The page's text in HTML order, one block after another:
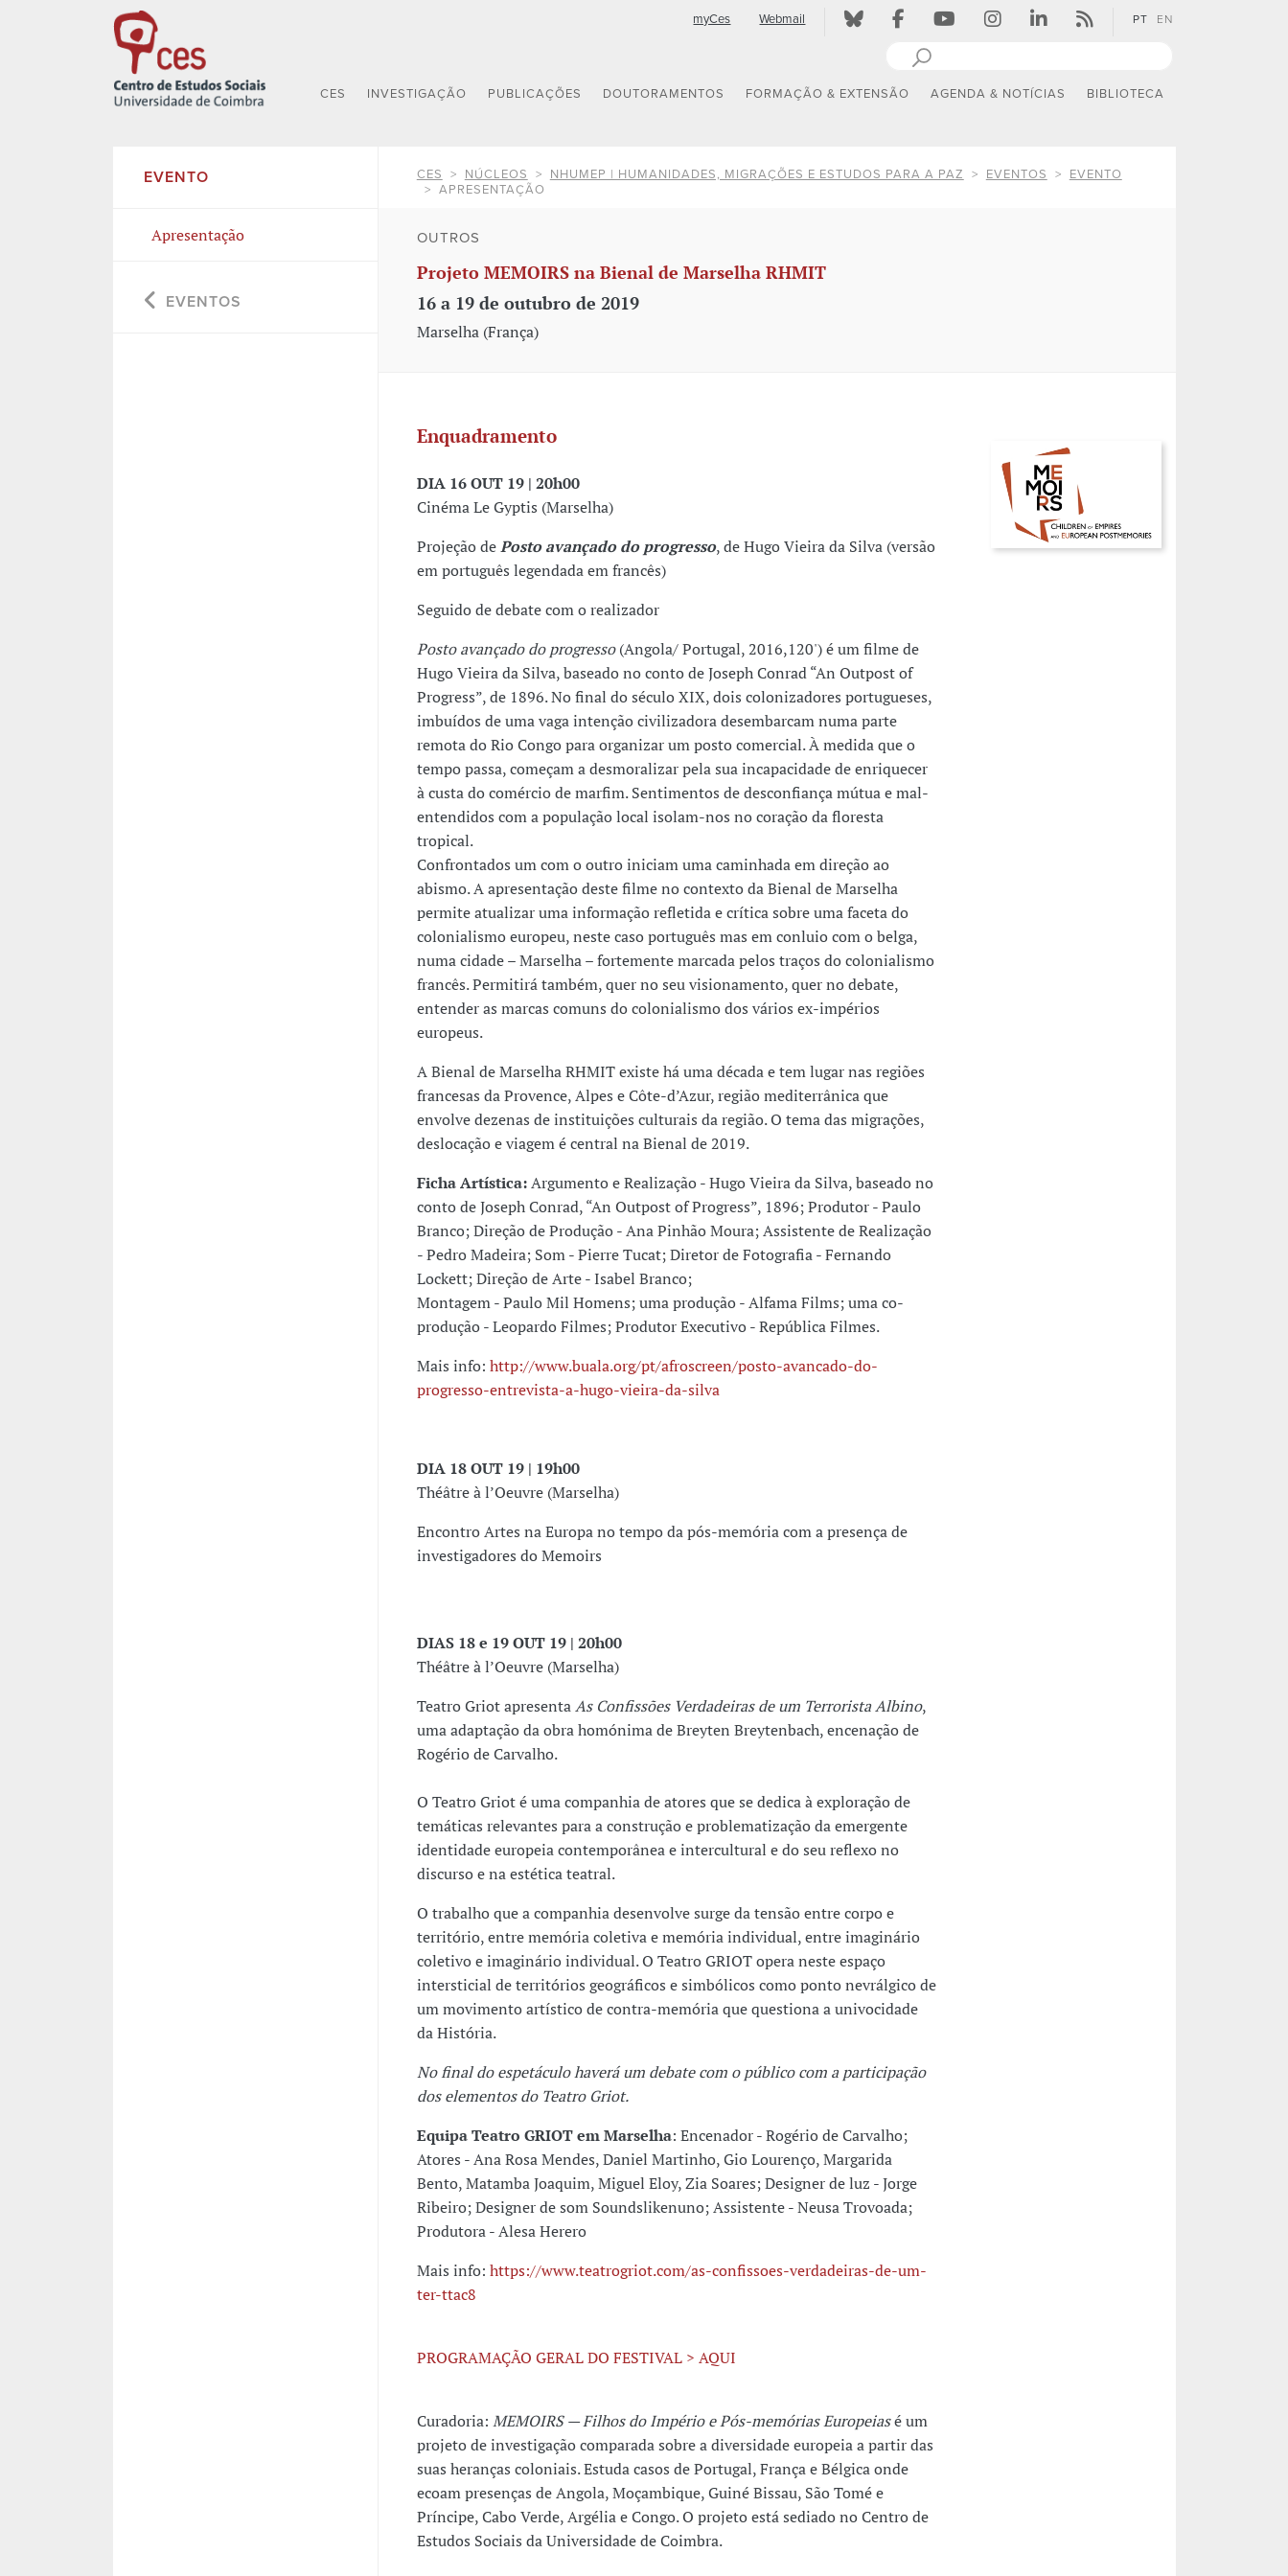
myCes Webmail PT EN
CES INVESTIGAÇÃO PUBLICAÇÕES DOUTORAMENTOS FORMAÇÃO & EXTENSÃO AGENDA & NOTÍCIAS BIBLIOTECA
EVENTO
Apresentação
EVENTOS
CES NÚCLEOS NHUMEP | HUMANIDADES, MIGRAÇÕES E ESTUDOS PARA A PAZ EVENTOS
EVENTO
APRESENTAÇÃO
OUTROS
Projeto MEMOIRS na Bienal de Marselha RHMIT
16 a 19 de outubro de 2019
Marselha (França)
Enquadramento
DIA 16 OUT 19 | 20h00
Cinéma Le Gyptis (Marselha)
Projeção dePosto avançado do progresso, de Hugo Vieira da Silva (versão
em português legendada em francês)
Seguido de debate com o realizador
Posto avançado do progresso(Angola/ Portugal, 2016,120') é um filme de
Hugo Vieira da Silva, baseado no conto de Joseph Conrad “An Outpost of
Progress”, de 1896. No final do século XIX, dois colonizadores portugueses,
imbuídos de uma vaga intenção civilizadora desembarcam numa parte
remota do Rio Congo para organizar um posto comercial. À medida que o
tempo passa, começam a desmoralizar pela sua incapacidade de enriquecer
à custa do comércio de marfim. Sentimentos de desconfiança mútua e mal-
entendidos com a população local isolam-nos no coração da floresta
tropical.
Confrontados um com o outro iniciam uma caminhada em direção ao
abismo. A apresentação deste filme no contexto da Bienal de Marselha
permite atualizar uma informação refletida e crítica sobre uma faceta do
colonialismo europeu, neste caso português mas em conluio com o belga,
numa cidade – Marselha – fortemente marcada pelos traços do colonialismo
francês. Permitirá também, quer no seu visionamento, quer no debate,
entender as marcas comuns do colonialismo dos vários ex-impérios
europeus.
A Bienal de Marselha RHMIT existe há uma década e tem lugar nas regiões
francesas da Provence, Alpes e Côte-d’Azur, região mediterrânica que
envolve dezenas de instituições culturais da região. O tema das migrações,
deslocação e viagem é central na Bienal de 2019.
Ficha Artística:Argumento e Realização - Hugo Vieira da Silva, baseado no
conto de Joseph Conrad, “An Outpost of Progress”, 1896; Produtor - Paulo
Branco; Direção de Produção - Ana Pinhão Moura; Assistente de Realização
- Pedro Madeira; Som - Pierre Tucat; Diretor de Fotografia - Fernando
Lockett; Direção de Arte - Isabel Branco;
Montagem - Paulo Mil Homens; uma produção - Alfama Films; uma co-
produção - Leopardo Filmes; Produtor Executivo - República Filmes.
Mais info: http://www.buala.org/pt/afroscreen/posto-avancado-do-
progresso-entrevista-a-hugo-vieira-da-silva
DIA 18 OUT 19 | 19h00
Théâtre à l’Oeuvre (Marselha)
Encontro Artes na Europa no tempo da pós-memória com a presença de
investigadores do Memoirs
DIAS 18 e 19 OUT 19 | 20h00
Théâtre à l’Oeuvre (Marselha)
Teatro Griot apresentaAs Confissões Verdadeiras de um Terrorista Albino,
uma adaptação da obra homónima de Breyten Breytenbach, encenação de
Rogério de Carvalho.
O Teatro Griot é uma companhia de atores que se dedica à exploração de
temáticas relevantes para a construção e problematização da emergente
identidade europeia contemporânea e intercultural e do seu reflexo no
discurso e na estética teatral.
O trabalho que a companhia desenvolve surge da tensão entre corpo e
território, entre memória coletiva e memória individual, entre imaginário
coletivo e imaginário individual. O Teatro GRIOT opera neste espaço
intersticial de territórios geográficos e simbólicos como ponto nevrálgico de
um movimento artístico de contra-memória que questiona a univocidade
da História.
No final do espetáculo haverá um debate com o público com a participação
dos elementos do Teatro Griot.
Equipa Teatro GRIOT em Marselha: Encenador - Rogério de Carvalho;
Atores - Ana Rosa Mendes, Daniel Martinho, Gio Lourenço, Margarida
Bento, Matamba Joaquim, Miguel Eloy, Zia Soares; Designer de luz - Jorge
Ribeiro; Designer de som Soundslikenuno; Assistente - Neusa Trovoada;
Produtora - Alesa Herero
Mais info: https://www.teatrogriot.com/as-confissoes-verdadeiras-de-um-
ter-ttac8
PROGRAMAÇÃO GERAL DO FESTIVAL > AQUI
Curadoria: MEMOIRS — Filhos do Império e Pós-memórias Europeiasé um
projeto de investigação comparada sobre a diversidade europeia a partir das
suas heranças coloniais. Estuda casos de Portugal, França e Bélgica onde
ecoam presenças de Angola, Moçambique, Guiné Bissau, São Tomé e
Príncipe, Cabo Verde, Argélia e Congo. O projeto está sediado no Centro de
Estudos Sociais da Universidade de Coimbra.